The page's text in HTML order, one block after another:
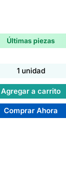
Últimas piezas
1 unidad
Agregar a carrito
Comprar Ahora